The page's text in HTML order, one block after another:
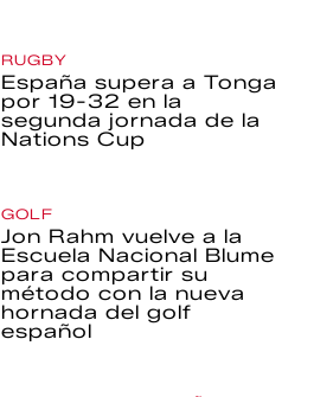
RUGBY
España supera a Tonga
por 19-32 en la
segunda jornada de la
Nations Cup
GOLF
Jon Rahm vuelve a la
Escuela Nacional Blume
para compartir su
método con la nueva
hornada del golf
español